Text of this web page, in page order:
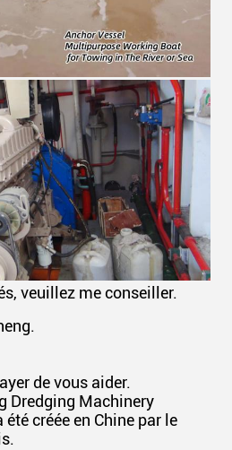
veuillez me conseiller.
de vous aider.
Dredging Machinery
créée en Chine par le